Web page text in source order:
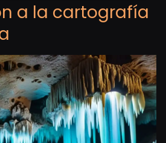
a la cartografía